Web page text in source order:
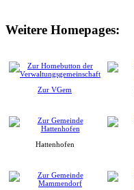
Weitere Homepages:
Zur VGem
Hattenhofen